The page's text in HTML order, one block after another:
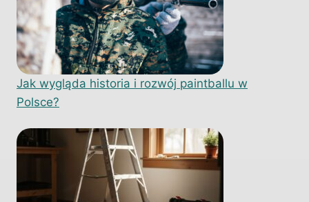
Jak wygląda historia i rozwój paintballu w
Polsce?